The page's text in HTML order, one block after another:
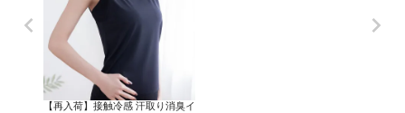
【再入荷】接触冷感 汗取り消臭インナー タンクトップ ハイバック型 Uバック型